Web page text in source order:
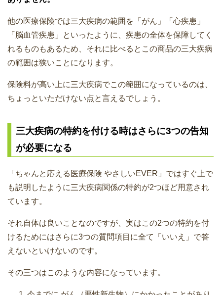
他の医療保険では三大疾病の範囲を「がん」「心疾患」
「脳血管疾患」といったように、疾患の全体を保障してく
れるものもあるため、それに比べるとこの商品の三大疾病
の範囲は狭いことになります。
保険料が高い上に三大疾病でこの範囲になっているのは、
ちょっといただけない点と言えるでしょう。
三大疾病の特約を付ける時はさらに3つの告知
が必要になる
「ちゃんと応える医療保険 やさしいEVER」ではすぐ上で
も説明したように三大疾病関係の特約が2つほど用意され
ています。
それ自体は良いことなのですが、実はこの2つの特約を付
けるためにはさらに3つの質問項目に全て「いいえ」で答
えないといけないのです。
その三つはこのような内容になっています。